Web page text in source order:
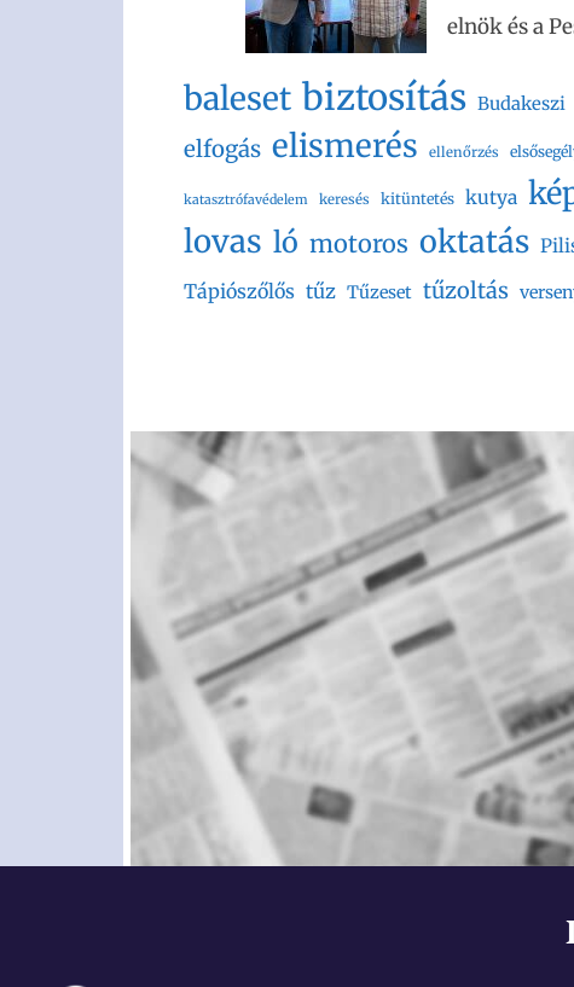
elnök és a
baleset biztosítás Budakeszi
elfogás elismerés ellenőrzés
katasztrófavédelem keresés kitüntetés kutya
lovas ló motoros oktatás
Tápiószőlős tűz Tűzeset tűzoltás